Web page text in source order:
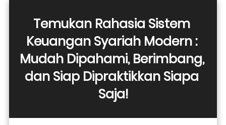
Temukan Rahasia Sistem
Keuangan Syariah Modern :
Mudah Dipahami, Berimbang,
dan Siap Dipraktikkan Siapa
Saja!